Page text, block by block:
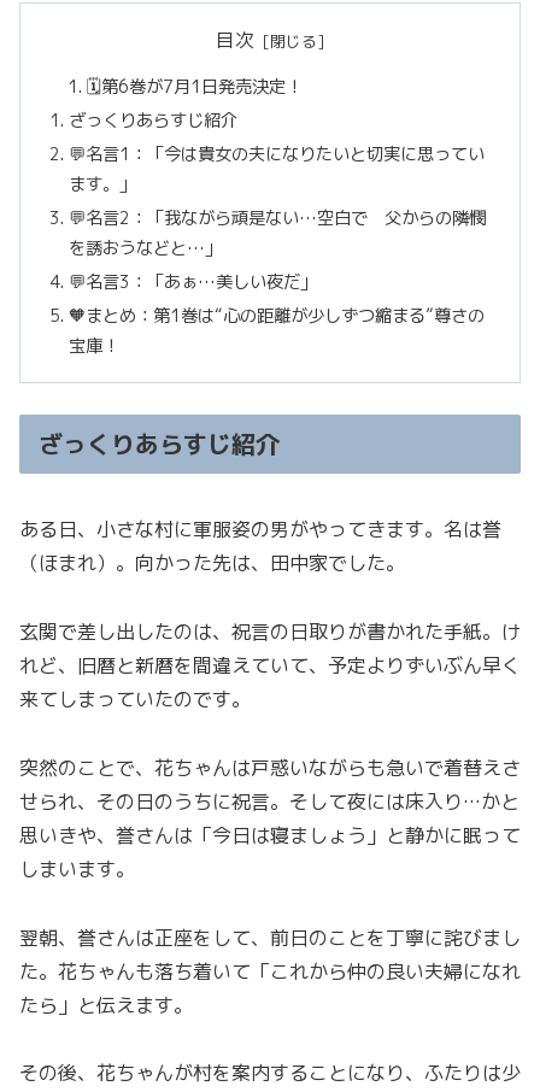
目次
🗓第6巻が7月1日発売決定！
ざっくりあらすじ紹介
💬名言1：「今は貴女の夫になりたいと切実に思ってい
ます。」
💬名言2：「我ながら頑是ない…空白で 父からの隣憫
を誘おうなどと…」
💬名言3：「あぁ…美しい夜だ」
🧡まとめ：第1巻は“心の距離が少しずつ縮まる”尊さの
宝庫！
ざっくりあらすじ紹介
ある日、小さな村に軍服姿の男がやってきます。名は誉
（ほまれ）。向かった先は、田中家でした。
玄関で差し出したのは、祝言の日取りが書かれた手紙。け
れど、旧暦と新暦を間違えていて、予定よりずいぶん早く
来てしまっていたのです。
突然のことで、花ちゃんは戸惑いながらも急いで着替えさ
せられ、その日のうちに祝言。そして夜には床入り…かと
思いきや、誉さんは「今日は寝ましょう」と静かに眠って
しまいます。
翌朝、誉さんは正座をして、前日のことを丁寧に詫びまし
た。花ちゃんも落ち着いて「これから仲の良い夫婦になれ
たら」と伝えます。
その後、花ちゃんが村を案内することになり、ふたりは少